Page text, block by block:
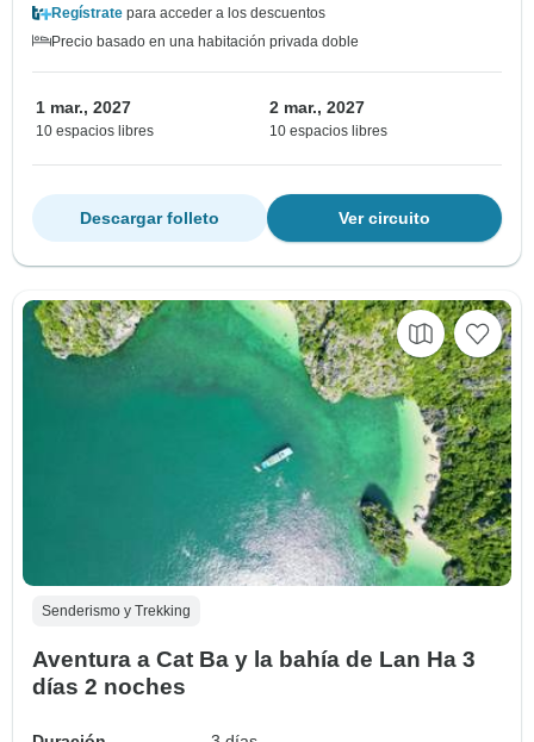
Regístrate para acceder a los descuentos
Precio basado en una habitación privada doble
1 mar., 2027
10 espacios libres
2 mar., 2027
10 espacios libres
Ver circuito
Descargar folleto
Senderismo y Trekking
Aventura a Cat Ba y la bahía de Lan Ha 3
días 2 noches